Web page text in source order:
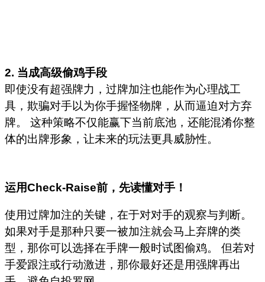
2. 当成高级偷鸡手段
即使没有超强牌力，过牌加注也能作为心理战工
具，欺骗对手以为你手握怪物牌，从而逼迫对方弃
牌。 这种策略不仅能赢下当前底池，还能混淆你整
体的出牌形象，让未来的玩法更具威胁性。
运用Check-Raise前，先读懂对手！
使用过牌加注的关键，在于对对手的观察与判断。
如果对手是那种只要一被加注就会马上弃牌的类
型，那你可以选择在手牌一般时试图偷鸡。 但若对
手爱跟注或行动激进，那你最好还是用强牌再出